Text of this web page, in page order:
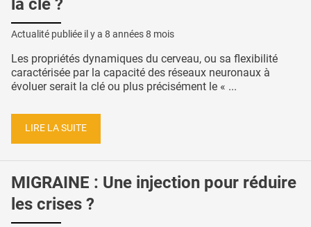
la clé ?
Actualité publiée il y a 8 années 8 mois
Les propriétés dynamiques du cerveau, ou sa flexibilité
caractérisée par la capacité des réseaux neuronaux à
évoluer serait la clé ou plus précisément le « ...
LIRE LA SUITE
MIGRAINE : Une injection pour réduire
les crises ?